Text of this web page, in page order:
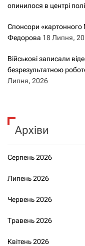
опинилося в центрі
Спонсори «картонного
Федорова 18 Липня,
Військові записали
безрезультатною
Липня, 2026
Архіви
Серпень 2026
Липень 2026
Червень 2026
Травень 2026
Квітень 2026